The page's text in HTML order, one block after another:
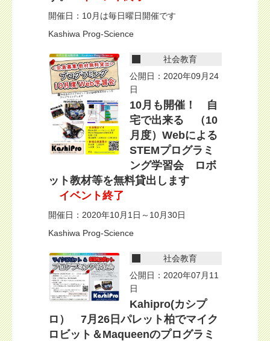
開催日：10月は毎日曜日開催です
Kashiwa Prog-Science
社会教育
公開日：2020年09月24
日
10月も開催！ 自
宅で出来る （10
月度）Webによる
STEMプログラミ
ング学習会 ロボ
ット教材等を無料貸出します
イベント終了
開催日：2020年10月1日～10月30日
Kashiwa Prog-Science
社会教育
公開日：2020年07月11
日
Kahipro(カシプ
ロ） 7月26日パレット柏でマイク
ロビット＆Maqueenのプログラミ